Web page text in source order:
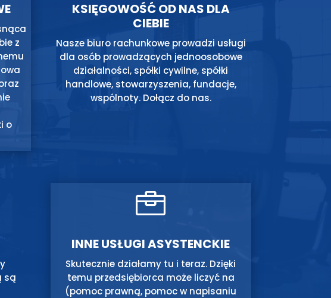
z
o
KSIĘGOWOŚĆ OD NAS DLA
CIEBIE
Nasze biuro rachunkowe prowadzi usługi
dla osób prowadzących jednoosobowe
działalności, spółki cywilne, spółki
handlowe, stowarzyszenia, fundacje,
wspólnoty. Dołącz do nas.
są

INNE USŁUGI ASYSTENCKIE
Skutecznie działamy tu i teraz. Dzięki
temu przedsiębiorca może liczyć na
(pomoc prawną, pomoc w napisaniu